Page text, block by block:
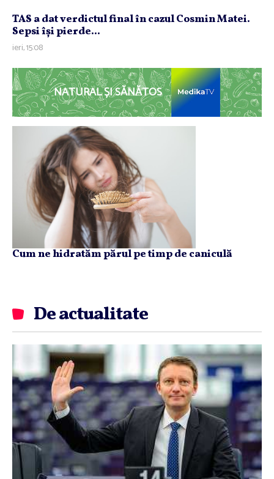
TAS a dat verdictul final în cazul Cosmin Matei.
Sepsi îşi pierde...
ieri, 15:08
NATURAL ȘI SĂNĂTOS
Cum ne hidratăm părul pe timp de caniculă
De actualitate